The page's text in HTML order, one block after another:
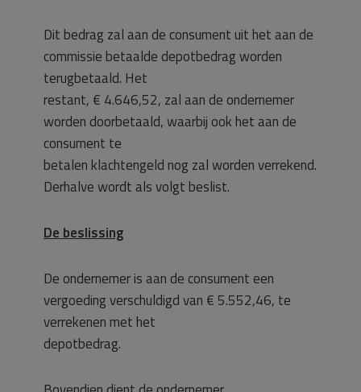
Dit bedrag zal aan de consument uit het aan de
commissie betaalde depotbedrag worden
terugbetaald. Het
restant, € 4.646,52, zal aan de ondernemer
worden doorbetaald, waarbij ook het aan de
consument te
betalen klachtengeld nog zal worden verrekend.
Derhalve wordt als volgt beslist.
De beslissing
De ondernemer is aan de consument een
vergoeding verschuldigd van € 5.552,46, te
verrekenen met het
depotbedrag.